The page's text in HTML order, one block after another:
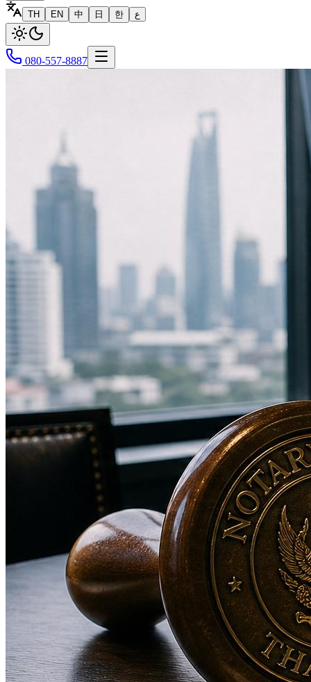
TH
EN 中 日 한 ع
080-557-8887